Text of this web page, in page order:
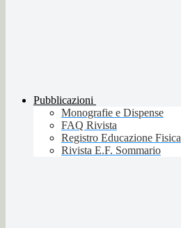
Pubblicazioni
Monografie e Dispense
FAQ Rivista
Registro Educazione Fisica
Rivista E.F. Sommario